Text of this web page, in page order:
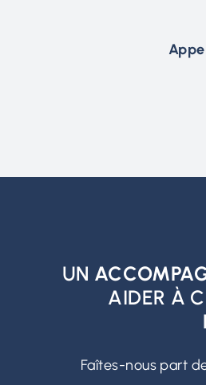
UN
AIDER À
Faîtes-nous part